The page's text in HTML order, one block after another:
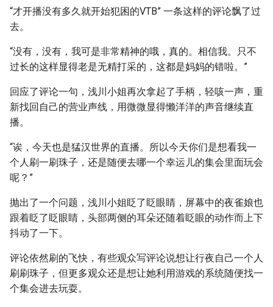
“才开播没有多久就开始犯困的VTB” 一条这样的评论飘了过
去。
“没有，没有，我可是非常精神的哦，真的。相信我。只不
过长的这样显得老是无精打采的，这都是妈妈的错啦。”
回应了评论一句，浅川小姐再次拿起了手柄，轻咳一声，重
新找回自己的营业声线，用微微显得懒洋洋的声音继续直
播。
“诶，今天也是猛汉世界的直播。所以今天你们是想看我一
个人刷一刷珠子，还是随便去哪一个幸运儿的集会里面玩会
呢？”
抛出了一个问题，浅川小姐眨了眨眼睛，屏幕中的夜雀娘也
跟着眨了眨眼睛，头部两侧的耳朵还随着眨眼的动作而上下
抖动了一下。
评论依然刷的飞快，有些观众写评论说想让行夜自己一个人
刷刷珠子，但更多观众还是想让她利用游戏的系统随便找一
个集会进去玩耍。